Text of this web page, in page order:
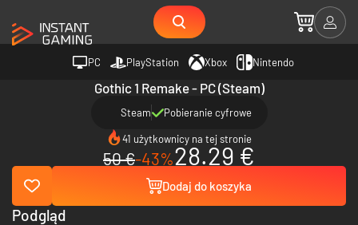
PC PlayStation Xbox Nintendo
Gothic 1 Remake - PC (Steam)
Steam Pobieranie cyfrowe
41 użytkownicy na tej stronie
50 €-43%28.29 €
Dodaj do koszyka
Podgląd